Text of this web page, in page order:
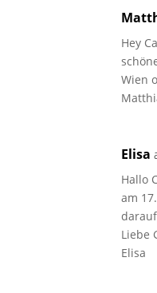
Hey
Wien
Elisa
Hallo
am
Liebe
Elisa